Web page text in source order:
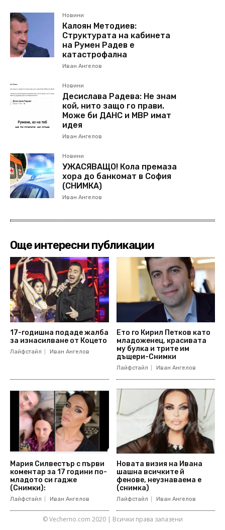
Новини
Калоян Методиев:
Структурата на кабинета
на Румен Радев е
катастрофална
Иван Ангелов
Новини
Десислава Радева: Не знам
кой, нито защо го прави.
Може би ДАНС и МВР имат
идея
Иван Ангелов
Новини
УЖАСЯВАЩО! Кола премаза
хора до банкомат в София
(СНИМКА)
Иван Ангелов
Още интересни публикации
17-годишна подаде жалба
за изнасилване от Коцето
Лайфстайл Иван Ангелов
Ето го Кирил Петков като
младоженец, красивата
му булка и трите им
дъщери-Снимки
Лайфстайл Иван Ангелов
Мария Силвестър с първи
коментар за 17 години по-
младото си гадже
(Снимки):
Лайфстайл Иван Ангелов
Новата визия на Ивана
шашна всичките й
фенове, неузнаваема е
(снимка)
Лайфстайл Иван Ангелов
© Vecherno.com 2020 | Всички права запазени